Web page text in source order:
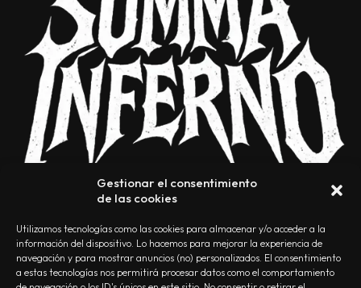
Gestionar el consentimiento
de las cookies
Utilizamos tecnologías como las cookies para almacenar y/o acceder a la
información del dispositivo. Lo hacemos para mejorar la experiencia de
navegación y para mostrar anuncios (no) personalizados. El consentimiento
a estas tecnologías nos permitirá procesar datos como el comportamiento
NOSOTROS CONTACTO EDITORIAL POLÍTICA DE PRIVACIDAD